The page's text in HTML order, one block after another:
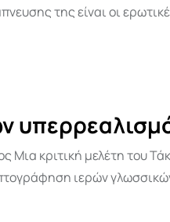
της είναι οι
Μια κριτική μελέτη του
ιερών